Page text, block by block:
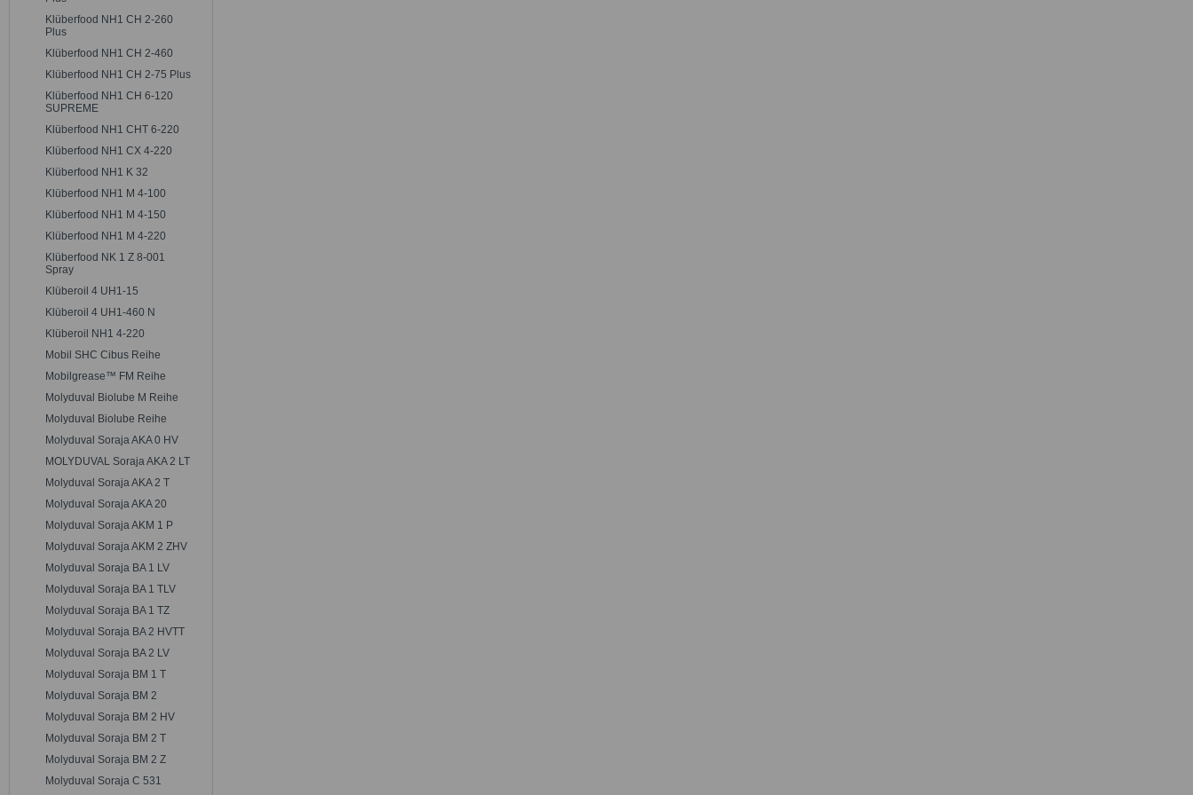
Klüberfood NH1 CH 2-260
Plus
Klüberfood NH1 CH 2-460
Klüberfood NH1 CH 2-75 Plus
Klüberfood NH1 CH 6-120
SUPREME
Klüberfood NH1 CHT 6-220
Klüberfood NH1 CX 4-220
Klüberfood NH1 K 32
Klüberfood NH1 M 4-100
Klüberfood NH1 M 4-150
Klüberfood NH1 M 4-220
Klüberfood NK 1 Z 8-001
Spray
Klüberoil 4 UH1-15
Klüberoil 4 UH1-460 N
Klüberoil NH1 4-220
Mobil SHC Cibus Reihe
Mobilgrease™ FM Reihe
Molyduval Biolube M Reihe
Molyduval Biolube Reihe
Molyduval Soraja AKA 0 HV
MOLYDUVAL Soraja AKA 2 LT
Molyduval Soraja AKA 2 T
Molyduval Soraja AKA 20
Molyduval Soraja AKM 1 P
Molyduval Soraja AKM 2 ZHV
Molyduval Soraja BA 1 LV
Molyduval Soraja BA 1 TLV
Molyduval Soraja BA 1 TZ
Molyduval Soraja BA 2 HVTT
Molyduval Soraja BA 2 LV
Molyduval Soraja BM 1 T
Molyduval Soraja BM 2
Molyduval Soraja BM 2 HV
Molyduval Soraja BM 2 T
Molyduval Soraja BM 2 Z
Molyduval Soraja C 531